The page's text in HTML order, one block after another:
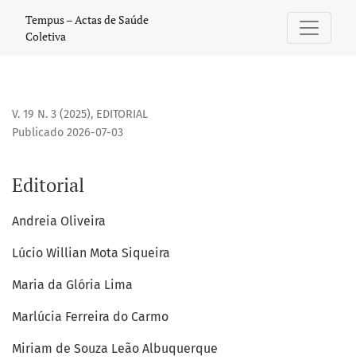
Tempus – Actas de Saúde
Coletiva
V. 19 N. 3 (2025), EDITORIAL
Editorial
Publicado 2026-07-03
Andreia Oliveira
Lúcio Willian Mota Siqueira
Maria da Glória Lima
Marlúcia Ferreira do Carmo
Miriam de Souza Leão Albuquerque